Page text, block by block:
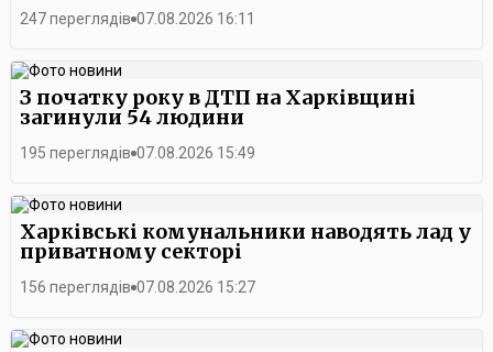
247 переглядів 07.08.2026 16:11
З початку року в ДТП на Харківщині
загинули 54 людини
195 переглядів 07.08.2026 15:49
Харківські комунальники наводять лад у
приватному секторі
156 переглядів 07.08.2026 15:27